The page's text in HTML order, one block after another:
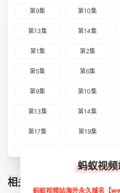
第9集 第10集
第13集 第14集
第1集 第2集
第5集 第6集
第9集 第10集
第13集 第14集
第17集 第19集
第26集
相关推荐
TUIJIAN
蚂蚁视
蚂蚁视频站海外永久域名【